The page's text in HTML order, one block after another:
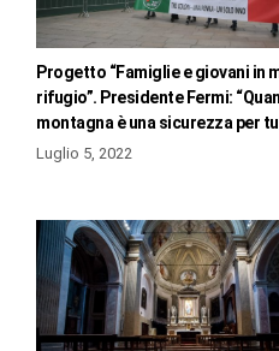
Progetto “Famiglie e giovani in
rifugio”. Presidente Fermi:
montagna è una sicurezza per
Luglio 5, 2022